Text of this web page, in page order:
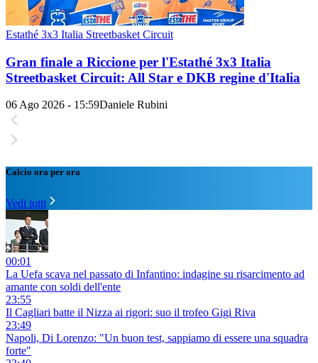
Estathé 3x3 Italia Streetbasket Circuit
Gran finale a Riccione per l'Estathé 3x3 Italia
Streetbasket Circuit: All Star e DKB regine d'Italia
06 Ago 2026 - 15:59Daniele Rubini
Calcio ora per ora
Vedi tutti
00:01
La Uefa scava nel passato di Infantino: indagine su risarcimento ad
amante con soldi dell'ente
23:55
Il Cagliari batte il Nizza ai rigori: suo il trofeo Gigi Riva
23:49
Napoli, Di Lorenzo: "Un buon test, sappiamo di essere una squadra
forte"